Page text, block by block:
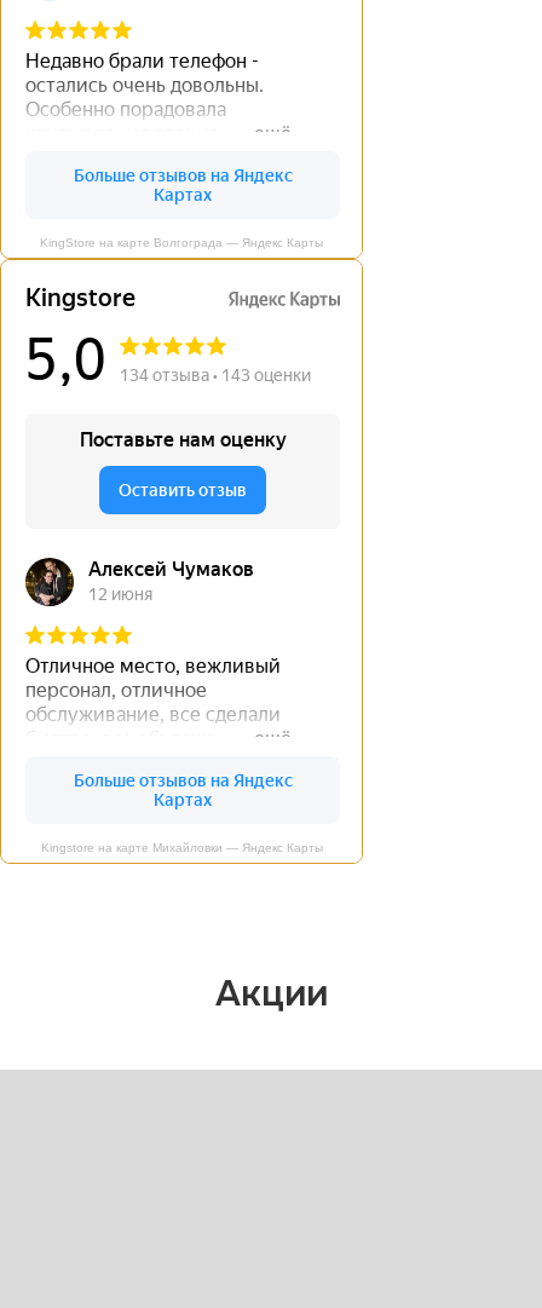
KingStore на карте Волгограда — Яндекс Карты
Kingstore на карте Михайловки — Яндекс Карты
Акции